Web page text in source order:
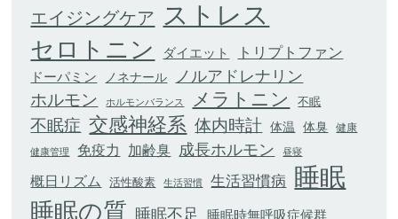
エイジングケア ストレス
セロトニン ダイエット トリプトファン
ドーパミン ノネナール ノルアドレナリン
ホルモン ホルモンバランス メラトニン 不眠
不眠症 交感神経系 体内時計 体温 体臭 健康
健康管理 免疫力 加齢臭 成長ホルモン 昼寝
概日リズム 活性酸素 生活習慣 生活習慣病 睡眠
睡眠の質 睡眠不足 睡眠時無呼吸症候群